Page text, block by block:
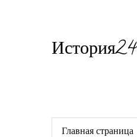
История24
Главная страница